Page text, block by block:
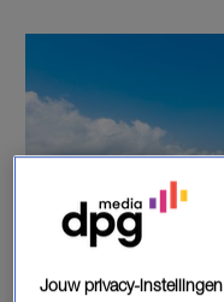
Jouw privacy-instellingen